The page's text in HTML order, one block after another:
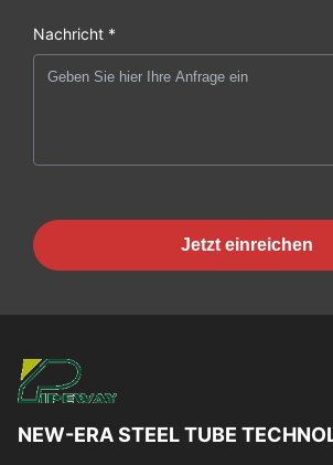
Nachricht *
Jetzt einreichen
NEW-ERA STEEL TUBE